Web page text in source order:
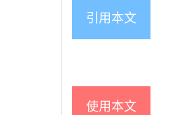
引用本文
使用本文